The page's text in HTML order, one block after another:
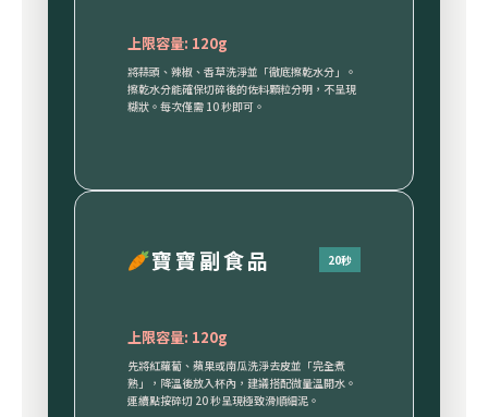
上限容量: 120g
將蒜頭、辣椒、香草洗淨並「徹底擦乾水分」。
擦乾水分能確保切碎後的佐料顆粒分明，不呈現
糊狀。每次僅需 10 秒即可。
寶寶副食品 20秒
上限容量: 120g
先將紅蘿蔔、蘋果或南瓜洗淨去皮並「完全煮
熟」，降溫後放入杯內，建議搭配微量溫開水。
連續點按碎切 20 秒呈現極致滑順細泥。